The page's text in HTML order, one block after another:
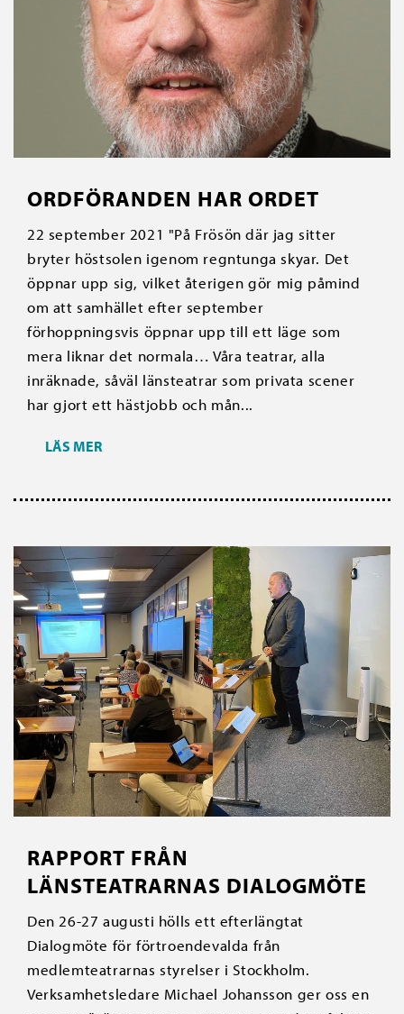
ORDFÖRANDEN HAR ORDET
22 september 2021 "På Frösön där jag sitter
bryter höstsolen igenom regntunga skyar. Det
öppnar upp sig, vilket återigen gör mig påmind
om att samhället efter september
förhoppningsvis öppnar upp till ett läge som
mera liknar det normala… Våra teatrar, alla
inräknade, såväl länsteatrar som privata scener
har gjort ett hästjobb och mån...
LÄS MER
RAPPORT FRÅN
LÄNSTEATRARNAS DIALOGMÖTE
Den 26-27 augusti hölls ett efterlängtat
Dialogmöte för förtroendevalda från
medlemteatrarnas styrelser i Stockholm.
Verksamhetsledare Michael Johansson ger oss en